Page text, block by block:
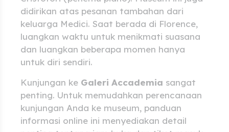
didirikan atas pesanan tambahan dari
keluarga Medici. Saat berada di Florence,
luangkan waktu untuk menikmati suasana
dan luangkan beberapa momen hanya
untuk diri sendiri.
Kunjungan ke Galeri Accademia sangat
penting. Untuk memudahkan perencanaan
kunjungan Anda ke museum, panduan
informasi online ini menyediakan detail